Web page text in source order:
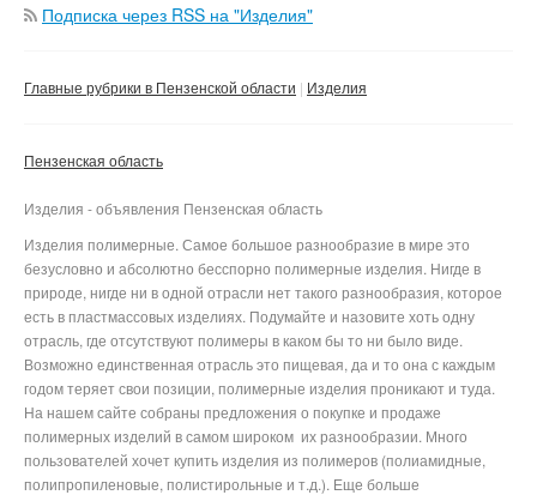
Подписка через RSS на "Изделия"
Главные рубрики в Пензенской области Изделия
Пензенская область
Изделия - объявления Пензенская область
Изделия полимерные. Самое большое разнообразие в мире это
безусловно и абсолютно бесспорно полимерные изделия. Нигде в
природе, нигде ни в одной отрасли нет такого разнообразия, которое
есть в пластмассовых изделиях. Подумайте и назовите хоть одну
отрасль, где отсутствуют полимеры в каком бы то ни было виде.
Возможно единственная отрасль это пищевая, да и то она с каждым
годом теряет свои позиции, полимерные изделия проникают и туда.
На нашем сайте собраны предложения о покупке и продаже
полимерных изделий в самом широком их разнообразии. Много
пользователей хочет купить изделия из полимеров (полиамидные,
полипропиленовые, полистирольные и т.д.). Еще больше